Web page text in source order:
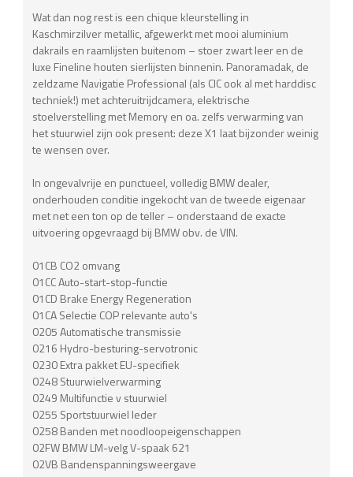
Wat dan nog rest is een chique kleurstelling in
Kaschmirzilver metallic, afgewerkt met mooi aluminium
dakrails en raamlijsten buitenom – stoer zwart leer en de
luxe Fineline houten sierlijsten binnenin. Panoramadak, de
zeldzame Navigatie Professional (als CIC ook al met harddisc
techniek!) met achteruitrijdcamera, elektrische
stoelverstelling met Memory en oa. zelfs verwarming van
het stuurwiel zijn ook present: deze X1 laat bijzonder weinig
te wensen over.
In ongevalvrije en punctueel, volledig BMW dealer,
onderhouden conditie ingekocht van de tweede eigenaar
met net een ton op de teller – onderstaand de exacte
uitvoering opgevraagd bij BMW obv. de VIN.
01CB CO2 omvang
01CC Auto-start-stop-functie
01CD Brake Energy Regeneration
01CA Selectie COP relevante auto's
0205 Automatische transmissie
0216 Hydro-besturing-servotronic
0230 Extra pakket EU-specifiek
0248 Stuurwielverwarming
0249 Multifunctie v stuurwiel
0255 Sportstuurwiel leder
0258 Banden met noodloopeigenschappen
02FW BMW LM-velg V-spaak 621
02VB Bandenspanningsweergave